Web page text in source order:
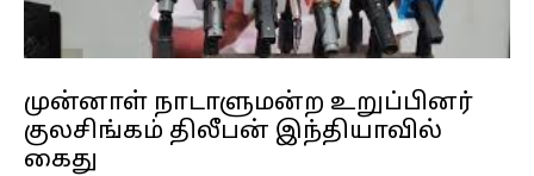
முன்னாள் நாடாளுமன்ற உறுப்பினர்
குலசிங்கம் திலீபன் இந்தியாவில்
கைது